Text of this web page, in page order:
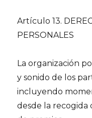
Artículo 13.
PERSONALES
La organización
y sonido de los
incluyendo
desde la recogida